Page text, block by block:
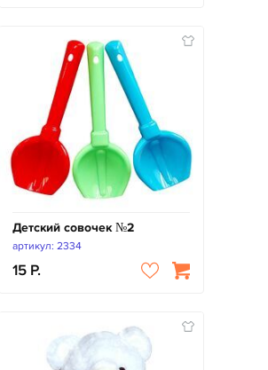
Детский совочек №2
артикул: 2334
15